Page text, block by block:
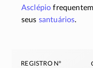
Asclépio
seus santuários.
registro nº